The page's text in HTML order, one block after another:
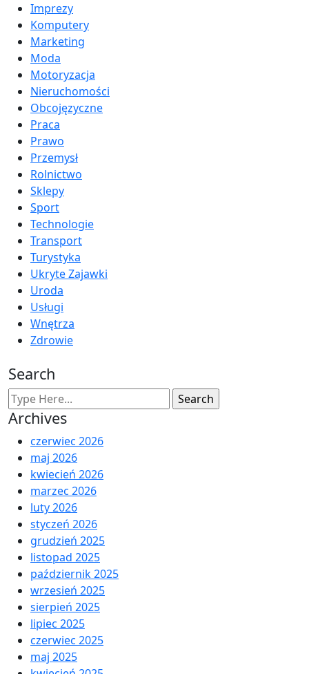
Imprezy
Komputery
Marketing
Moda
Motoryzacja
Nieruchomości
Obcojęzyczne
Praca
Prawo
Przemysł
Rolnictwo
Sklepy
Sport
Technologie
Transport
Turystyka
Ukryte Zajawki
Uroda
Usługi
Wnętrza
Zdrowie
Search
Archives
czerwiec 2026
maj 2026
kwiecień 2026
marzec 2026
luty 2026
styczeń 2026
grudzień 2025
listopad 2025
październik 2025
wrzesień 2025
sierpień 2025
lipiec 2025
czerwiec 2025
maj 2025